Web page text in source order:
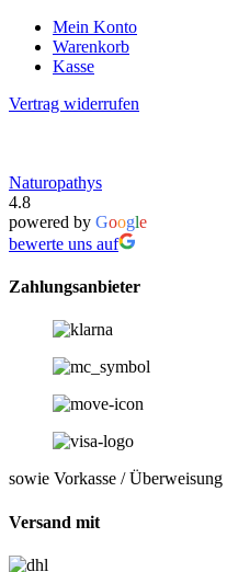
Mein Konto
Warenkorb
Kasse
Vertrag widerrufen
Naturopathys
4.8
powered by Google
bewerte uns auf
Zahlungsanbieter
sowie Vorkasse / Überweisung
Versand mit